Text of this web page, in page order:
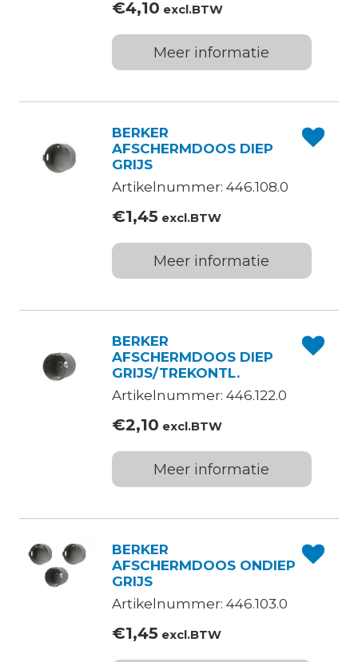
€4,10 excl.BTW
Meer informatie
BERKER
AFSCHERMDOOS DIEP
GRIJS
Artikelnummer: 446.108.0
€1,45excl.BTW
Meer informatie
BERKER
AFSCHERMDOOS DIEP
GRIJS/TREKONTL.
Artikelnummer: 446.122.0
€2,10 excl.BTW
Meer informatie
BERKER
AFSCHERMDOOS ONDIEP
GRIJS
Artikelnummer: 446.103.0
€1,45excl.BTW